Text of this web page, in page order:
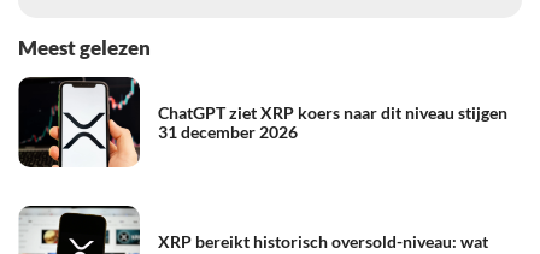
Meest gelezen
ChatGPT ziet XRP koers naar dit niveau stijgen
31 december 2026
XRP bereikt historisch oversold-niveau: wat